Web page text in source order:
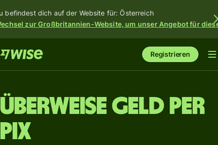
befindest dich auf der Website für: Österreich
zur Großbritannien-Website, um unser Angebot für
Registrieren
Überweise Geld per
Pix